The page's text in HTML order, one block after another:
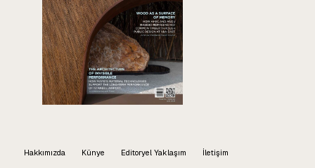
Hakkımızda Künye Editoryel Yaklaşım İletişim